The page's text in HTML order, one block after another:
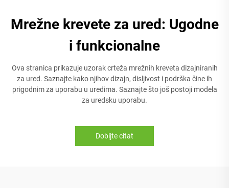
Mrežne krevete za ured: Ugodne
i funkcionalne
Ova stranica prikazuje uzorak crteža mrežnih kreveta dizajniranih
za ured. Saznajte kako njihov dizajn, disljivost i podrška čine ih
prigodnim za uporabu u uredima. Saznajte što još postoji modela
za uredsku uporabu.
Dobijte citat